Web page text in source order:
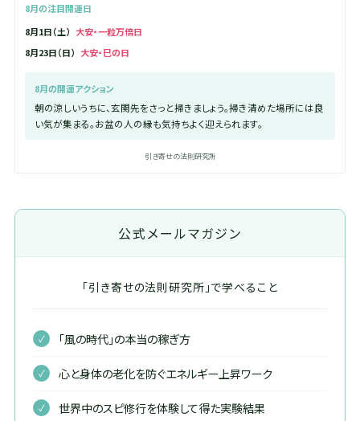
8月の注目開運日
8月1日（土） 大安・一粒万倍日
8月23日（日） 大安・巳の日
8月の開運アクション
朝の涼しいうちに、玄関先をさっと掃きましょう。掃き清めた場所には良
い気が集まる。お盆の人の縁も気持ちよく迎えられます。
引き寄せの法則研究所
公式メールマガジン
「引き寄せの法則研究所」で学べること
「風の時代」の本当の稼ぎ方
心と身体の老化を防ぐエネルギー上昇ワーク
世界中のスピ修行を体験して得た実験結果